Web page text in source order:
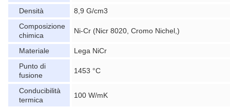
Densità
8,9 G/cm3
Composizione
chimica
Ni-Cr (Nicr 8020, Cromo Nichel,)
Materiale
Lega NiCr
Punto di
fusione
1453 °C
Conducibilità
termica
100 W/mK